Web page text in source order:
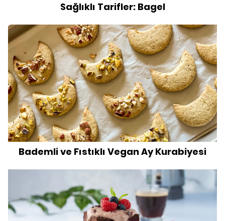
Sağlıklı Tarifler: Bagel
Bademli ve Fıstıklı Vegan Ay Kurabiyesi